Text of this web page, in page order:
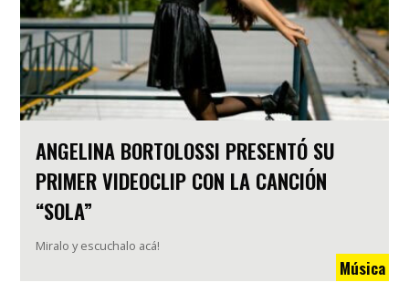
ANGELINA BORTOLOSSI PRESENTÓ SU
PRIMER VIDEOCLIP CON LA CANCIÓN
“SOLA”
Miralo y escuchalo acá!
Música